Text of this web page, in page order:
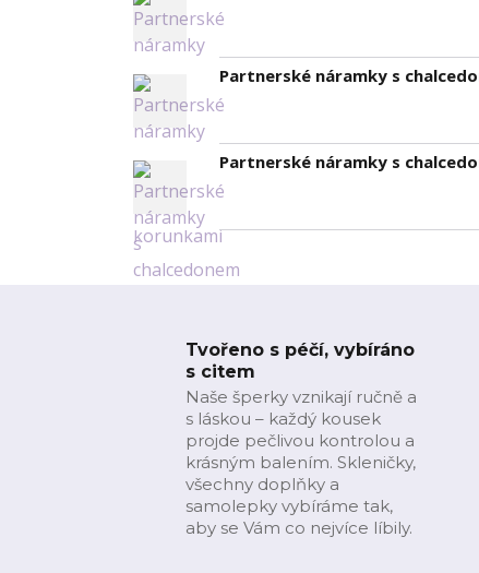
Partnerské náramky s
Partnerské náramky s
Tvořeno s péčí, vybíráno
s citem
Naše šperky vznikají ručně a
s láskou – každý kousek
projde pečlivou kontrolou a
krásným balením. Skleničky,
všechny doplňky a
samolepky vybíráme tak,
aby se Vám co nejvíce líbily.